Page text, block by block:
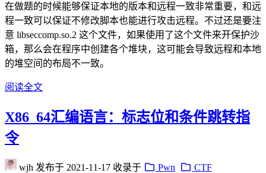
在做题的时候能够保证本地的版本和远程一致非常重要，和远
程一致可以保证不修改脚本也能进行攻击远程。不过还是要注
意 libseccomp.so.2 这个文件，如果使用了这个文件来开保护沙
箱，那么会在程序中创建各个堆块，这可能会导致远程和本地
的堆空间的布局不一致。
阅读全文
X86_64汇编语言：标志位和条件跳转指
令
wjh 发布于 2021-11-17 收录于 Pwn CTF